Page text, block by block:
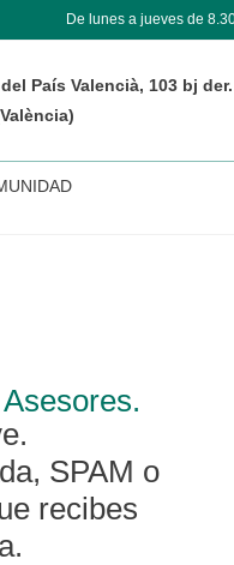
De lunes a jueves de
País Valencià, 103 bj der.
SPAM o
recibes